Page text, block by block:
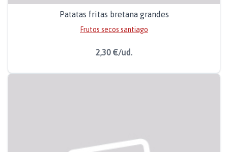
Patatas fritas bretana grandes
Frutos secos santiago
2,30 €/ud.